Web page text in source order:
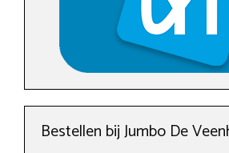
Bestellen bij Jumbo De